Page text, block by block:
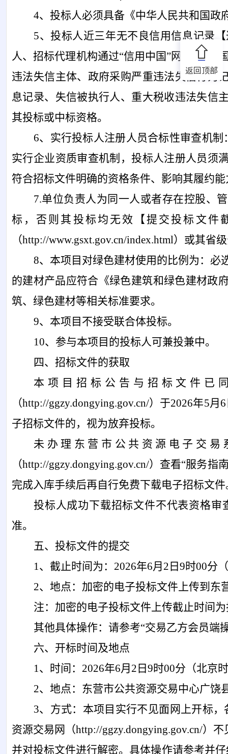
返回顶部
4、投标人必须具备《中华人民共和国政
5、投标人近三年无不良信用信息记录
人、招标代理机构通过“信用中国”网站、“
违法失信主体、政府采购严重违法失信行为
息记录、失信被执行人、重大税收违法失信
其投标或中标资格。
6、实行投标人注册人员合标性审查机
实行企业资质审查机制，投标人注册人员须
符合招标文件明确的资格条件、影响其履约
7.单位负责人为同一人或者存在控股、
标，否则其投标均无效【提交投标文件
（http://www.gsxt.gov.cn/index.html）或其省
8、本项目对绿色建材使用的比例为：必
的建材产品应符合《绿色建筑和绿色建材政
筑、绿色建材等相关标准要求。
9、本项目不接受联合体投标。
10、参与本项目的投标人可兼投兼中。
四、招标文件的获取
本项目招标公告与招标文件已
（http://ggzy.dongying.gov.cn/）于2026年5
子招标文件的，视为放弃投标。
未办理东营市公共资源电子交
（http://ggzy.dongying.gov.cn/）查看“服务指
完成入库手续后再自行免费下载电子招标文件
投标人成功下载招标文件不代表资格
准。
五、投标文件的提交
1、截止时间为：2026年6月2日9时00分
2、地点：加密的电子投标文件上传到东
注：加密的电子投标文件上传截止时间
其他具体操作：请参考“交易乙方会员端
六、开标时间及地点
1、时间：2026年6月2日9时00分（北京
2、地点：东营市公共资源交易中心广饶
3、方式：本项目实行不见面网上开标
资源交易网（http://ggzy.dongying.gov.cn/）
并对投标文件进行解密。具体操作请参考并